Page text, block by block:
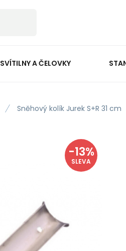
SVÍTILNY A ČELOVKY
Sněhový kolík Jurek S+R 31 cm
-13%
SLEVA